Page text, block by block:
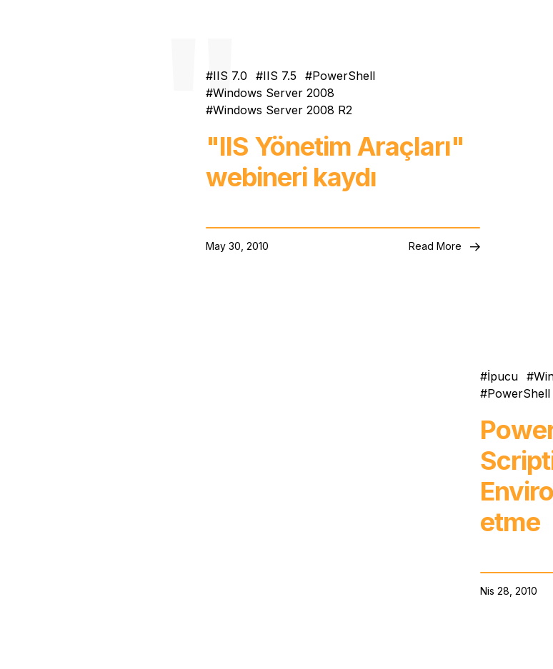
IIS 7.0 IIS 7.5
PowerShell
Windows Server 2008
Windows Server 2008 R2
"IIS Yönetim Araçları"
webineri kaydı
May 30, 2010 Read More
İpucu
PowerShell
etme
Nis 28, 2010